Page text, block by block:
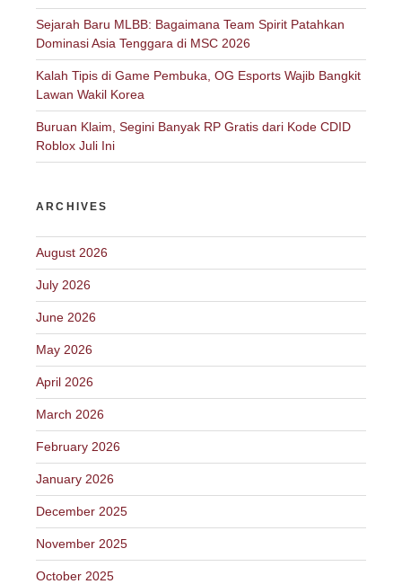
Sejarah Baru MLBB: Bagaimana Team Spirit Patahkan
Dominasi Asia Tenggara di MSC 2026
Kalah Tipis di Game Pembuka, OG Esports Wajib Bangkit
Lawan Wakil Korea
Buruan Klaim, Segini Banyak RP Gratis dari Kode CDID
Roblox Juli Ini
ARCHIVES
August 2026
July 2026
June 2026
May 2026
April 2026
March 2026
February 2026
January 2026
December 2025
November 2025
October 2025